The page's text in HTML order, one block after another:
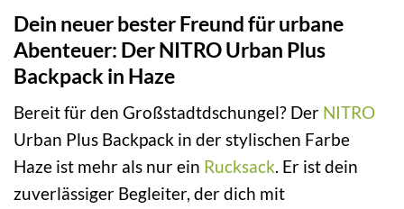
Dein neuer bester Freund für urbane
Abenteuer: Der NITRO Urban Plus
Backpack in Haze
Bereit für den Großstadtdschungel? Der NITRO
Urban Plus Backpack in der stylischen Farbe
Haze ist mehr als nur ein Rucksack. Er ist dein
zuverlässiger Begleiter, der dich mit